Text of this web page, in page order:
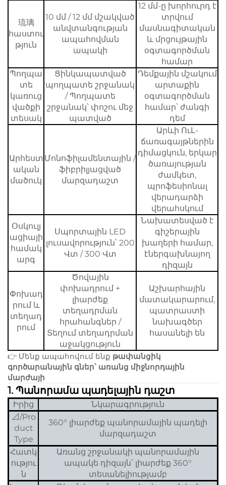
琉璃
հաստու
թյուն
10 մմ / 12 մմ մշակված
անվտանգության
ապահովման
ապակի
12 մմ-ը խորհուրդ է
տրվում
մասնագիտական
և մրցույթային
օգտագործման
համար
Պողպա
տե
կառուց
վածքի
տեսակ
Ցինկապատված
պողպատե շրջանակ
/ Պողպատե
շրջանակ՝ փոշու մեջ
պատված
Դեմքային մշակում
արտաքին
օգտագործման
համար՝ ժանգի
դեմ
Արհեստ
ական
մածուկ
Մոնոֆիլամենտային /
ֆիբրիլյացված
մարզադաշտ
Արևի ՈւԼ-
ճառագայթներին
դիմացկուն, երկար
ծառայության
ժամկետ,
պրոֆեսիոնալ
վերադարձի
վերահսկում
Օսկուլյ
ացիայի
համակ
արգ
Սպորտային LED
լուսավորություն՝ 200
Վտ / 300 Վտ
Նախատեսված է
գիշերային
խաղերի համար,
էներգախնայող
դիզայն
Փոխադ
րում և
տեղադ
րում
Ծովային
փոխադրում +
լիարժեք
տեղադրման
հրահանգներ /
Տեղում տեղադրման
աջակցություն
Աշխարհային
մատակարարում,
պատրաստի
նախագծեր
հասանելի են
👉 Մենք ապահովում ենք թափանցիկ
գործարանային գներ՝ առանց միջնորդային
մարժայի
1. Պանորամա պադելային դաշտ
Իրից
Նկարագրություն
📐/Pro
duct
Type
360° լիարժեք պանորամային պադելի
մարզադաշտ
Հատկ
ությու
ն
Առանց շրջանակի պանորամային
ապակե դիզայն՝ լիարժեք 360°
տեսանելիությամբ